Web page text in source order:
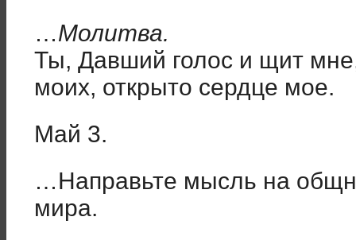
…Молитва.
Ты, Давший голос и щит
моих, открыто сердце мое.
Май 3.
…Направьте мысль на
мира.